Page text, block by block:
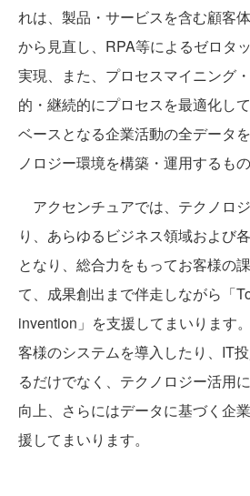
れは、製品・サービスを含む顧客
から見直し、RPA等によるゼロタ
実現、また、プロセスマイニング
的・継続的にプロセスを最適化し
ベースとなる企業活動の全データ
ノロジー環境を構築・運用するもの
アクセンチュアでは、テクノロ
り、あらゆるビジネス領域および
となり、総合力をもってお客様の
て、成果創出まで伴走しながら「
invention」を支援してまいります
客様のシステムを導入したり、IT
るだけでなく、テクノロジー活用
向上、さらにはデータに基づく企
援してまいります。